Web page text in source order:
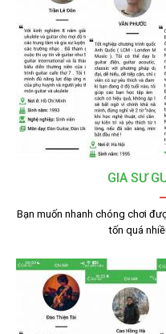
GIA SƯ
Bạn muốn nhanh chóng chơi
tốn quá